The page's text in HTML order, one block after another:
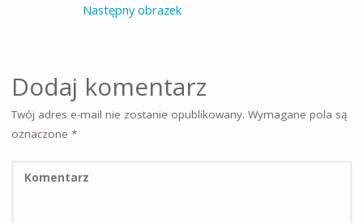
Następny obrazek
Dodaj komentarz
Twój adres e-mail nie zostanie opublikowany. Wymagane pola są
oznaczone *